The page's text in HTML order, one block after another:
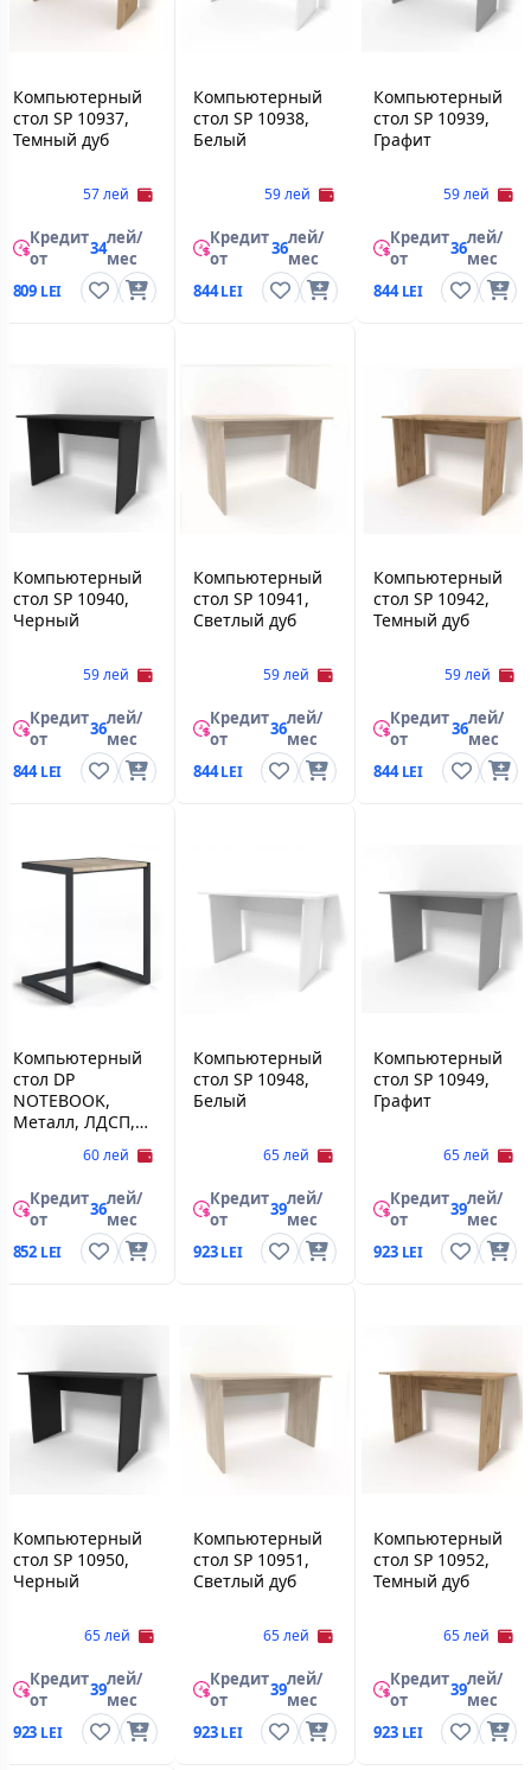
Компьютерный
стол SP 10937,
Темный дуб
57 лей
Кредит
от
34лей/
мес
809
Компьютерный
стол SP 10938,
Белый
59 лей
Кредит
от
36лей/
мес
844
Компьютерный
стол SP 10939,
Графит
59 лей
Кредит
от
36лей/
мес
844
Компьютерный
стол SP 10940,
Черный
59 лей
Кредит
от
36лей/
мес
844
Компьютерный
стол SP 10941,
Светлый дуб
59 лей
Кредит
от
36лей/
мес
844
Компьютерный
стол SP 10942,
Темный дуб
59 лей
Кредит
от
36лей/
мес
844
Компьютерный
стол DP
NOTEBOOK,
Металл, ЛДСП,
60 лей
Кредит
от
36лей/
мес
852
Компьютерный
стол SP 10948,
Белый
65 лей
Кредит
от
39лей/
мес
923
Компьютерный
стол SP 10949,
Графит
65 лей
Кредит
от
39лей/
мес
923
Компьютерный
стол SP 10950,
Черный
65 лей
Кредит
от
39лей/
мес
923
Компьютерный
стол SP 10951,
Светлый дуб
65 лей
Кредит
от
39лей/
мес
923
Компьютерный
стол SP 10952,
Темный дуб
65 лей
Кредит
от
39лей/
мес
923